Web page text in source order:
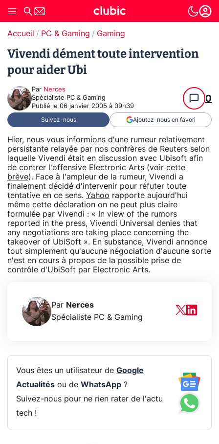
Accueil PC & Gaming Gaming
Vivendi dément toute intervention
pour aider Ubi
Par Nerces
Spécialiste PC & Gaming
Publié le 06 janvier 2005 à 09h39
0
Suivez-nous Ajoutez-nous en favori
Hier, nous vous informions d'une rumeur relativement
persistante relayée par nos confrères de Reuters selon
laquelle Vivendi était en discussion avec Ubisoft afin
de contrer l'offensive Electronic Arts (voir cette
brève). Face à l'ampleur de la rumeur, Vivendi a
finalement décidé d'intervenir pour réfuter toute
tentative en ce sens. Yahoo rapporte aujourd'hui
même cette déclaration on ne peut plus claire
formulée par Vivendi : « In view of the rumors
reported in the press, Vivendi Universal denies that
any negotiations are taking place concerning the
takeover of UbiSoft ». En substance, Vivendi annonce
tout simplement qu'aucune négociation d'aucune sorte
n'est en cours à propos de la possible prise de
contrôle d'UbiSoft par Electronic Arts.
Par Nerces
Spécialiste PC & Gaming
Vous êtes un utilisateur de Google
Actualitésou de WhatsApp?
Suivez-nous pour ne rien rater de l'actu
tech !